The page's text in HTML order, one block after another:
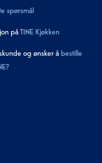
spørsmål
påTINE Kjøkken
og ønsker å bestille